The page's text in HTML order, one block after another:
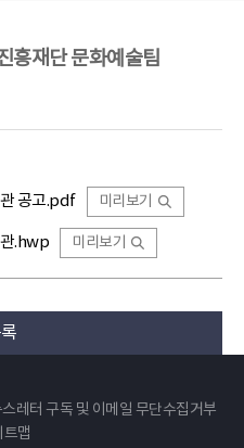
흥재단 문화예술팀
공고.pdf 미리보기
.hwp 미리보기
레터 구독 및 이메일 무단수집거부
트맵